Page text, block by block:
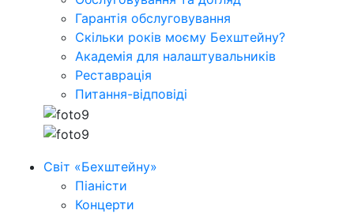
Гарантія обслуговування
Скільки років моєму Бехштейну?
Академія для налаштувальників
Реставрація
Питання-відповіді
Світ «Бехштейну»
Піаністи
Концерти